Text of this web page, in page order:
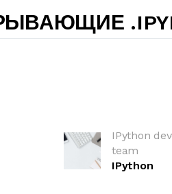
IPython
team
IPython